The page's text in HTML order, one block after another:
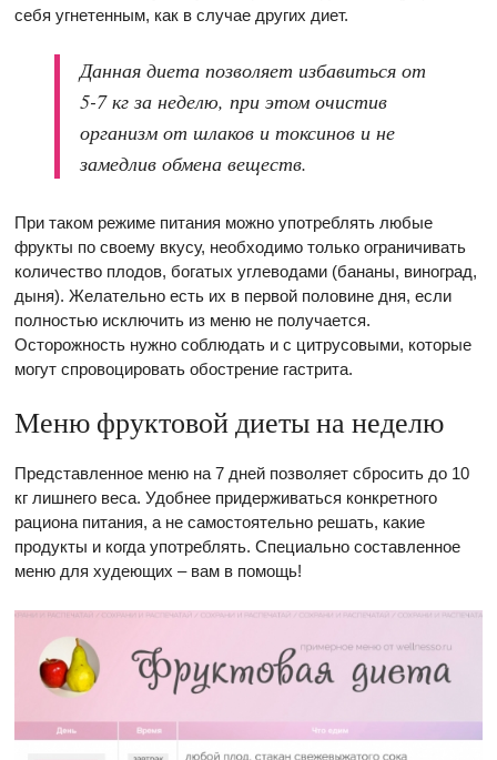
себя угнетенным, как в случае других диет.
Данная диета позволяет избавиться от
5-7 кг за неделю, при этом очистив
организм от шлаков и токсинов и не
замедлив обмена веществ.
При таком режиме питания можно употреблять любые
фрукты по своему вкусу, необходимо только ограничивать
количество плодов, богатых углеводами (бананы, виноград,
дыня). Желательно есть их в первой половине дня, если
полностью исключить из меню не получается.
Осторожность нужно соблюдать и с цитрусовыми, которые
могут спровоцировать обострение гастрита.
Меню фруктовой диеты на неделю
Представленное меню на 7 дней позволяет сбросить до 10
кг лишнего веса. Удобнее придерживаться конкретного
рациона питания, а не самостоятельно решать, какие
продукты и когда употреблять. Специально составленное
меню для худеющих – вам в помощь!